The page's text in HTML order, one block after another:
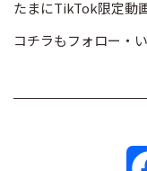
たまにTikTok限定動
コチラもフォロー・